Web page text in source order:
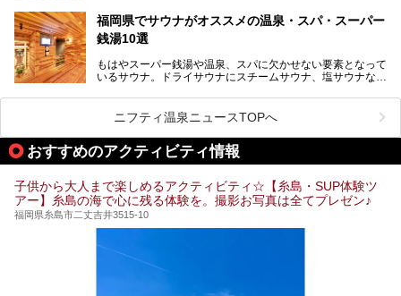
常連客で賑わっています。
そこで今回は、ニフティ温泉ライターである筆者が現地体
ューズメント・宿泊施設・グルメ・その他施設まで、多彩な
る全貌と魅力を徹底紹介します！
福岡県でサウナがオススメの温泉・スパ・スーパー
銭湯10選
もはやスーパー銭湯や温泉、スパに欠かせない要素となって
いるサウナ。ドライサウナにスチームサウナ、塩サウナな
ペース、ロウリュウなど、心ゆくまで楽しむためのサービス
が充実した施設も多くみられます。
今回はそんなサウナにこだわった、福岡県内のオススメ温
泉・銭湯・スパを10件紹介したいと思います！
ニフティ温泉ニュースTOPへ
おすすめのアクティビティ情報
子供から大人まで楽しめるアクティビティ☆【糸島・SUP体験ツ
アー】糸島の海で心に残る体験を。撮影お写真は全てプレゼン♪
福岡県糸島市二丈吉井3515-10